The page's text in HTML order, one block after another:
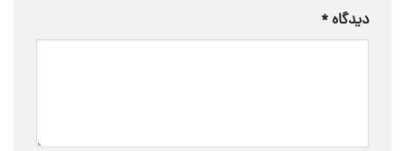
دیدگاه*